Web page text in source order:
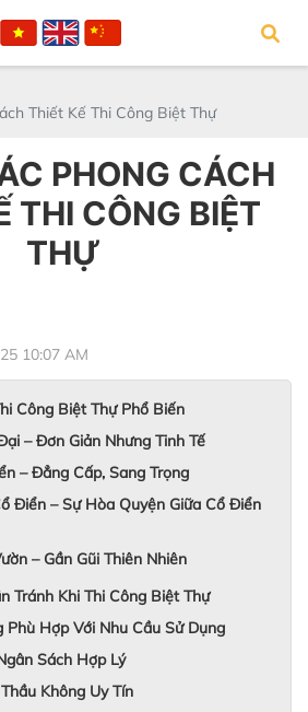
Thiết Kế Thi Công Biệt Thự
PHONG CÁCH
THI CÔNG BIỆT
THỰ
10:07 AM
Công Biệt Thự Phổ Biến
– Đơn Giản Nhưng Tinh Tế
– Đẳng Cấp, Sang Trọng
Điển – Sự Hòa Quyện Giữa Cổ Điển
– Gần Gũi Thiên Nhiên
Tránh Khi Thi Công Biệt Thự
Phù Hợp Với Nhu Cầu Sử Dụng
Sách Hợp Lý
Không Uy Tín